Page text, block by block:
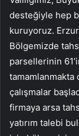
desteğiyle hep
kuruyoruz.
Bölgemizde
parsellerinin
tamamlanmakta
çalışmalar
firmaya arsa
yatırım talebi